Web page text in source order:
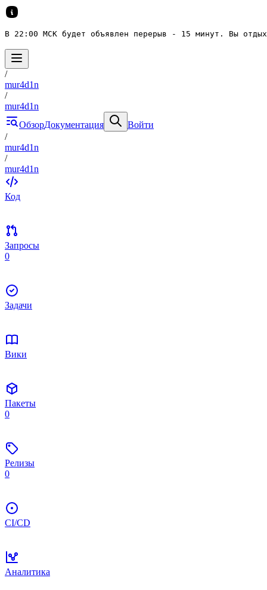
В 22:00 МСК будет объявлен перерыв - 15 минут. Вы
/
mur4d1n
/
mur4d1n
ОбзорДокументация
Войти
/
mur4d1n
/
mur4d1n
Код
Запросы
0
Задачи
Вики
Пакеты
0
Релизы
0
CI/CD
Аналитика